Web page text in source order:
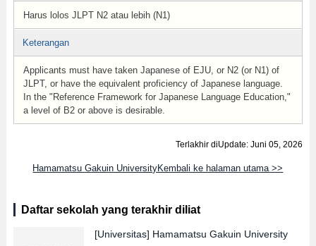
Harus lolos JLPT N2 atau lebih (N1)
Keterangan
Applicants must have taken Japanese of EJU, or N2 (or N1) of
JLPT, or have the equivalent proficiency of Japanese language.
In the "Reference Framework for Japanese Language Education,"
a level of B2 or above is desirable.
Terlakhir diUpdate: Juni 05, 2026
Hamamatsu Gakuin UniversityKembali ke halaman utama >>
Daftar sekolah yang terakhir diliat
[Universitas] Hamamatsu Gakuin University